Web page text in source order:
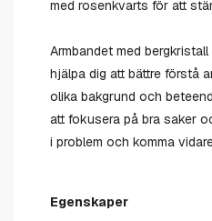
med rosenkvarts för att
Armbandet med
hjälpa dig att bättre förstå
olika bakgrund och
att fokusera på bra saker
i problem och komma
Egenskaper